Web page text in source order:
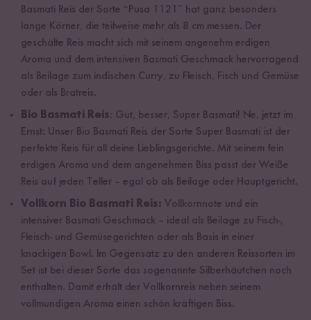
Basmati Reis der Sorte “Pusa 1121” hat ganz besonders
lange Körner, die teilweise mehr als 8 cm messen. Der
geschälte Reis macht sich mit seinem angenehm erdigen
Aroma und dem intensiven Basmati Geschmack hervorragend
als Beilage zum indischen Curry, zu Fleisch, Fisch und Gemüse
oder als Bratreis.
Bio Basmati Reis: Gut, besser, Super Basmati! Ne, jetzt im
Ernst: Unser Bio Basmati Reis der Sorte Super Basmati ist der
perfekte Reis für all deine Lieblingsgerichte. Mit seinem fein
erdigen Aroma und dem angenehmen Biss passt der Weiße
Reis auf jeden Teller – egal ob als Beilage oder Hauptgericht.
Vollkorn Bio Basmati Reis: Vollkornnote und ein
intensiver Basmati Geschmack – ideal als Beilage zu Fisch-,
Fleisch- und Gemüsegerichten oder als Basis in einer
knackigen Bowl. Im Gegensatz zu den anderen Reissorten im
Set ist bei dieser Sorte das sogenannte Silberhäutchen noch
enthalten. Damit erhält der Vollkornreis neben seinem
vollmundigen Aroma einen schön kräftigen Biss.